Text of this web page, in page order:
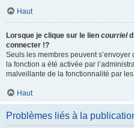
Haut
Lorsque je clique sur le lien courriel
connecter !?
Seuls les membres peuvent
la fonction a été activée par
malveillante de la fonctionnalité par
Haut
Problèmes liés à la